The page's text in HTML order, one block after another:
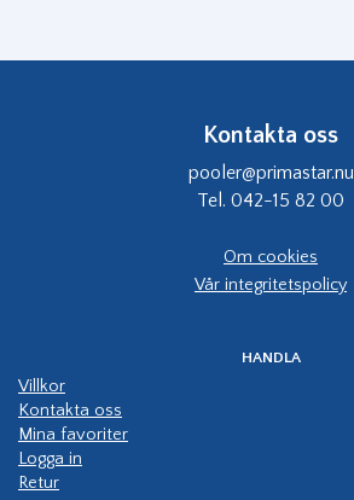
Kontakta oss
pooler@primastar.nu
Tel. 042-15 82 00
Om cookies
Vår integritetspolicy
HANDLA
Villkor
Kontakta oss
Mina favoriter
Logga in
Retur